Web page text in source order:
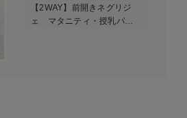
【2WAY】前開きネグリジ
ェ マタニティ・授乳パジ